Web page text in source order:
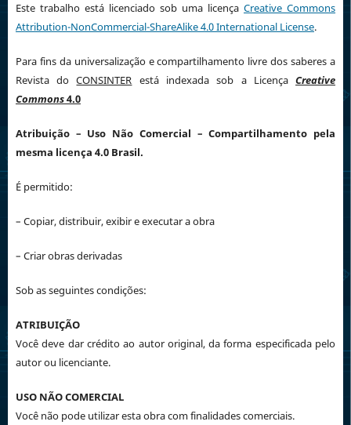
Este trabalho está licenciado sob uma licençaCreative Commons
Attribution-NonCommercial-ShareAlike 4.0 International License.
Para fins da universalização e compartilhamento livre dos saberes a
Revista doCONSINTER está indexada sob a LicençaCreative
Commons4.0
Atribuição – Uso Não Comercial – Compartilhamento pela
mesma licença 4.0 Brasil.
É permitido:
– Copiar, distribuir, exibir e executar a obra
– Criar obras derivadas
Sob as seguintes condições:
ATRIBUIÇÃO
Você deve dar crédito ao autor original, da forma especificada pelo
autor ou licenciante.
USO NÃO COMERCIAL
Você não pode utilizar esta obra com finalidades comerciais.